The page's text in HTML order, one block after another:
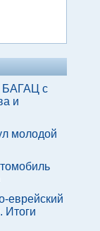
БАГАЦ с
и
молодой
еврейский
Итоги